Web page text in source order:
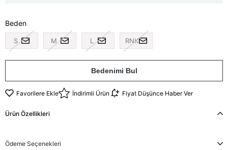
Beden
S M L RNK
Bedenimi Bul
Favorilere Ekle İndirimli Ürün Fiyat Düşünce Haber Ver
Ürün Özellikleri
Ödeme Seçenekleri